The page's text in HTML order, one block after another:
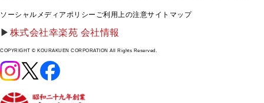
ソーシャルメディアポリシー ご利用上の注意サイトマップ
株式会社幸楽苑 会社情報
COPYRIGHT © KOURAKUEN CORPORATION All Rights Reserved.